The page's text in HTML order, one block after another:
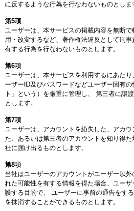
に反するような行為を行なわないものとしま
第5項
ユーザーは、本サービスの掲載内容を無断で
用・改変するなど、著作権法違反として刑
有する行為を行なわないものとします。
第6項
ユーザーは、本サービスを利用するにあた
ーザーID及びパスワードなどユーザー固有
ト」という）を厳重に管理し、 第三者に譲
とします。
第7項
ユーザーは、アカウントを紛失した、アカウ
た、あるいは第三者のアカウントを知り得
社に届け出るものとします。
第8項
当社はユーザーのアカウントがユーザー以
れた可能性を有する情報を得た場合、ユー
護する目的で、 ユーザーに事前の通告をす
を抹消することができるものとします。